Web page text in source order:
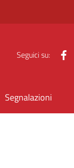
Seguici su:
Segnalazioni